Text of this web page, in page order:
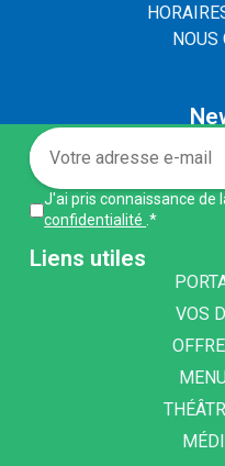
NOUS
J'ai pris connaissance de
confidentialité .*
Liens utiles
VOS